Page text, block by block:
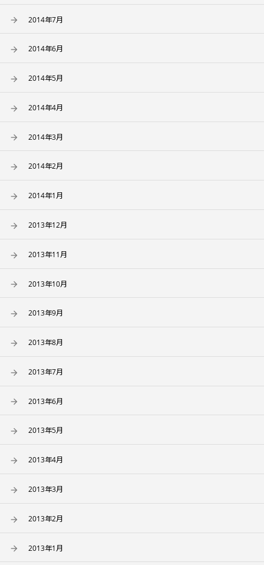
2014年7月
2014年6月
2014年5月
2014年4月
2014年3月
2014年2月
2014年1月
2013年12月
2013年11月
2013年10月
2013年9月
2013年8月
2013年7月
2013年6月
2013年5月
2013年4月
2013年3月
2013年2月
2013年1月